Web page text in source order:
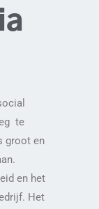
te
groot en
en het
Het